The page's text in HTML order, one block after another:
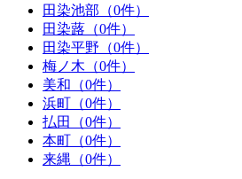
田染池部（0件）
田染蕗（0件）
田染平野（0件）
梅ノ木（0件）
美和（0件）
浜町（0件）
払田（0件）
本町（0件）
来縄（0件）